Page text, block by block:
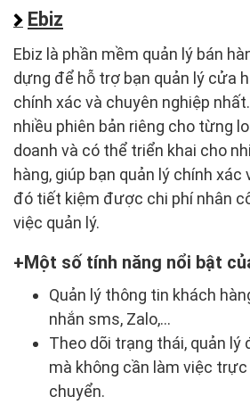
Ebiz
Ebiz là phần mềm quản lý bán
dựng để hỗ trợ bạn quản lý cửa
chính xác và chuyên nghiệp
nhiều phiên bản riêng cho từng
doanh và có thể triển khai cho
hàng, giúp bạn quản lý chính
đó tiết kiệm được chi phí nhân
việc quản lý.
Một số tính năng nổi bật
Quản lý thông tin khách
nhắn sms, Zalo,...
Theo dõi trạng thái, quản lý
mà không cần làm việc
chuyển.